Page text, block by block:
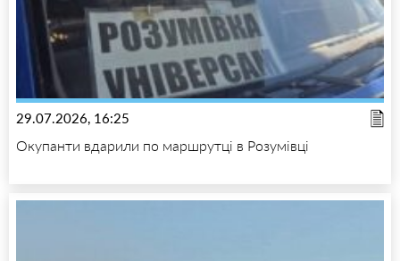
29.07.2026, 16:25
Окупанти вдарили по маршрутці в Розумівці